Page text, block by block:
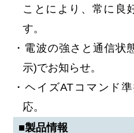
ことにより、常に良
す。
・電波の強さと通信状
示)でお知らせ。
・ヘイズATコマンド
応。
■製品情報